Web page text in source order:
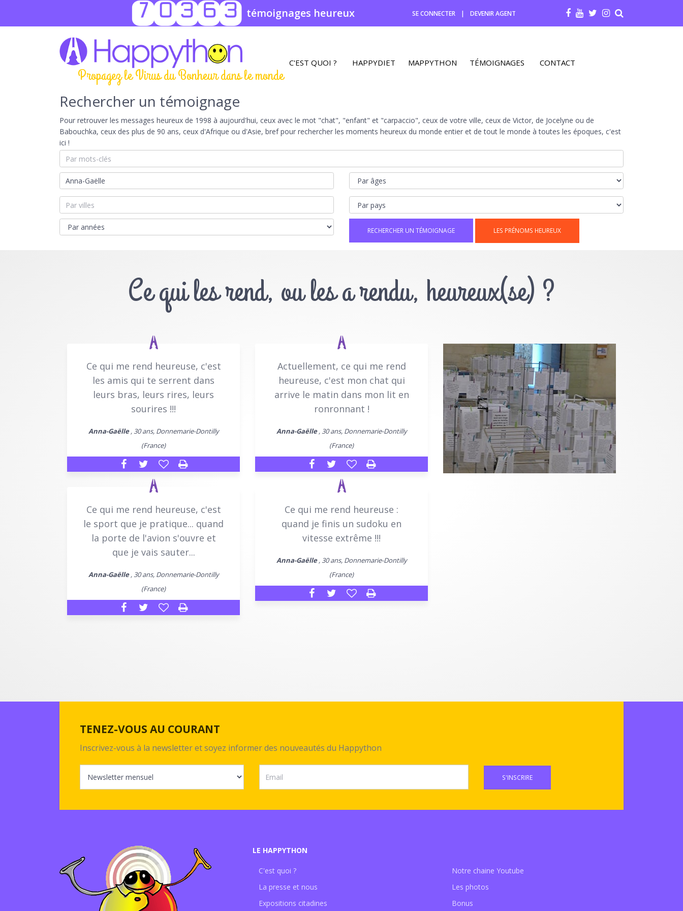
70363 témoignages heureux SE CONNECTER | DEVENIR AGENT
Propagez le Virus du Bonheur dans le monde
C'EST QUOI ? HAPPYDIET MAPPYTHON TÉMOIGNAGES CONTACT
Rechercher un témoignage
Pour retrouver les messages heureux de 1998 à aujourd'hui, ceux avec le mot "chat", "enfant" et "carpaccio", ceux de votre ville, ceux de Victor, de Jocelyne ou de
Babouchka, ceux des plus de 90 ans, ceux d'Afrique ou d'Asie, bref pour rechercher les moments heureux du monde entier et de tout le monde à toutes les époques, c'est
ici !
LES PRÉNOMS HEUREUX
Ce qui les rend, ou les a rendu, heureux(se) ?
Ce qui me rend heureuse, c'est
les amis qui te serrent dans
leurs bras, leurs rires, leurs
sourires !!!
Anna-Gaëlle, 30 ans, Donnemarie-Dontilly
(France)
Actuellement, ce qui me rend
heureuse, c'est mon chat qui
arrive le matin dans mon lit en
ronronnant !
Anna-Gaëlle, 30 ans, Donnemarie-Dontilly
(France)
Ce qui me rend heureuse, c'est
le sport que je pratique... quand
la porte de l'avion s'ouvre et
que je vais sauter...
Anna-Gaëlle, 30 ans, Donnemarie-Dontilly
(France)
Ce qui me rend heureuse :
quand je finis un sudoku en
vitesse extrême !!!
Anna-Gaëlle, 30 ans, Donnemarie-Dontilly
(France)
TENEZ-VOUS AU COURANT
Inscrivez-vous à la newsletter et soyez informer des nouveautés du Happython
S'INSCRIRE
LE HAPPYTHON
C'est quoi ?
La presse et nous
Expositions citadines
Notre chaine Youtube
Les photos
Bonus